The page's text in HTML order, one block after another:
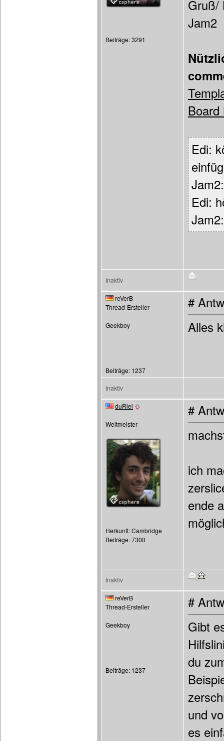
Beiträge: 3291
Gruß/
Jam2
Board
Edi:
Edi:
Inaktiv
reVerB
Thread-Ersteller
Geekboy
Beiträge: 1237
#
Alles
Inaktiv
duRiel
Weltmeister
Herkunft: Cambridge
Beiträge: 7300
#
ich
ende
Inaktiv
reVerB
Thread-Ersteller
Geekboy
Beiträge: 1237
#
Gibt
du
und
es